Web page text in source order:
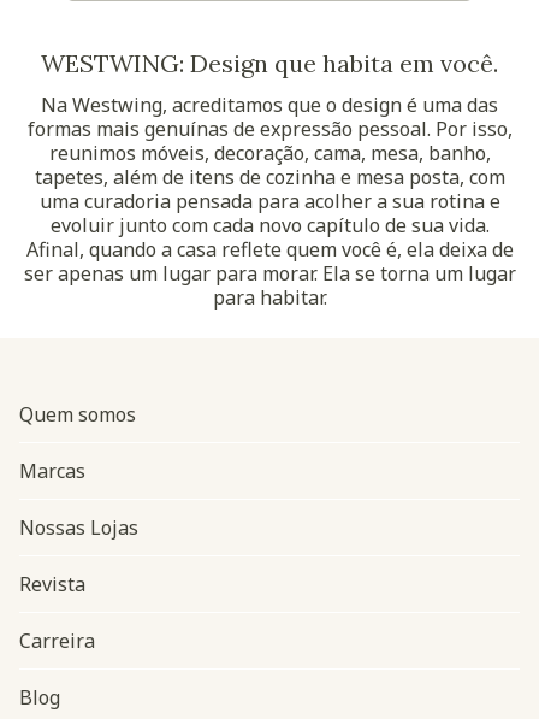
WESTWING: Design que habita em você.
Na Westwing, acreditamos que o design é uma das
formas mais genuínas de expressão pessoal. Por isso,
reunimos móveis, decoração, cama, mesa, banho,
tapetes, além de itens de cozinha e mesa posta, com
uma curadoria pensada para acolher a sua rotina e
evoluir junto com cada novo capítulo de sua vida.
Afinal, quando a casa reflete quem você é, ela deixa de
ser apenas um lugar para morar. Ela se torna um lugar
para habitar.
Navegação do rodapé
Quem somos
Marcas
Nossas Lojas
Revista
Carreira
Blog